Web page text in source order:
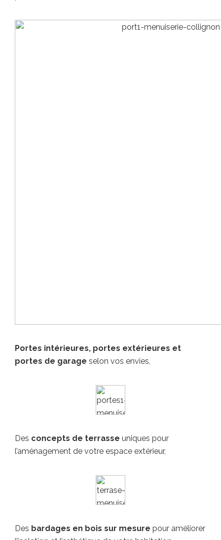
Portes intérieures, portes extérieures et
portes de garage selon vos envies,
Des concepts de terrasse uniques pour
l’aménagement de votre espace extérieur,
Des bardages en bois sur mesure pour améliorer